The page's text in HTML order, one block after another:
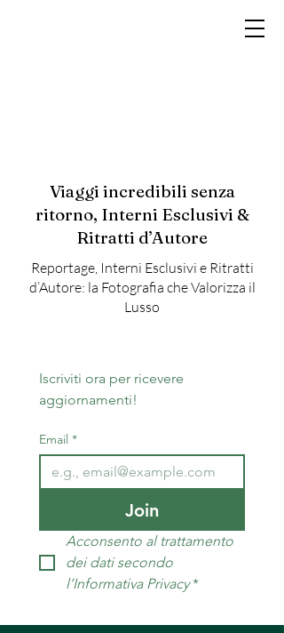
Viaggi incredibili senza
ritorno, Interni Esclusivi &
Ritratti d’Autore
Reportage, Interni Esclusivi e Ritratti
d’Autore: la Fotografia che Valorizza il
Lusso
Iscriviti ora per ricevere
aggiornamenti!
Email *
Join
Acconsento al trattamento
dei dati secondo
l’Informativa Privacy *